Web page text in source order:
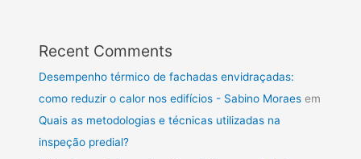
Recent Comments
Desempenho térmico de fachadas envidraçadas:
como reduzir o calor nos edifícios - Sabino Moraes em
Quais as metodologias e técnicas utilizadas na
inspeção predial?